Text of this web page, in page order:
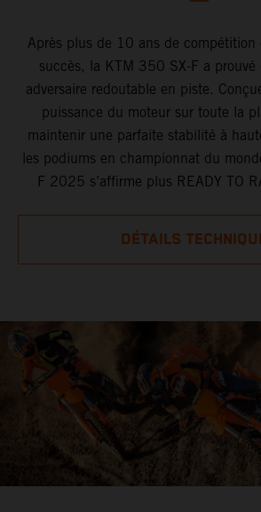
Après plus de 10 ans de compétition
succès, la KTM 350 SX-F a prouvé
adversaire redoutable en piste.
puissance du moteur sur toute la
maintenir une parfaite stabilité à
les podiums en championnat du
F 2025 s’affirme plus READY TO
DÉTAILS